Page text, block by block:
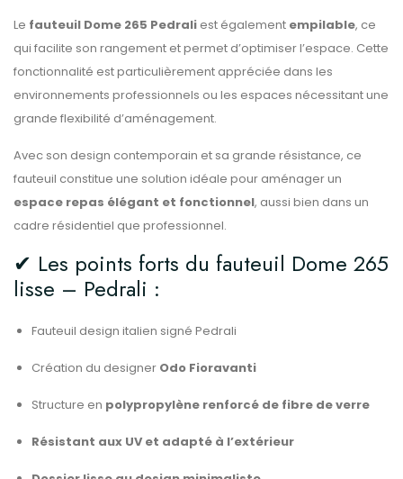
Le fauteuil Dome 265 Pedrali est également empilable, ce
qui facilite son rangement et permet d’optimiser l’espace. Cette
fonctionnalité est particulièrement appréciée dans les
environnements professionnels ou les espaces nécessitant une
grande flexibilité d’aménagement.
Avec son design contemporain et sa grande résistance, ce
fauteuil constitue une solution idéale pour aménager un
espace repas élégant et fonctionnel, aussi bien dans un
cadre résidentiel que professionnel.
✔ Les points forts du fauteuil Dome 265
lisse – Pedrali :
Fauteuil design italien signé Pedrali
Création du designer Odo Fioravanti
Structure en polypropylène renforcé de fibre de verre
Résistant aux UV et adapté à l’extérieur